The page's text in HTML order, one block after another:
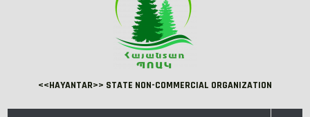
<<HAYANTAR>> STATE NON-COMMERCIAL ORGANIZATION